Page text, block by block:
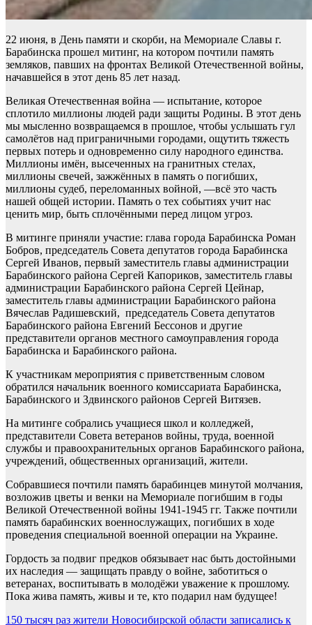
22 июня, в День памяти и скорби, на Мемориале Славы г.
Барабинска прошел митинг, на котором почтили память
земляков, павших на фронтах Великой Отечественной войны,
начавшейся в этот день 85 лет назад.
Великая Отечественная война — испытание, которое
сплотило миллионы людей ради защиты Родины. В этот день
мы мысленно возвращаемся в прошлое, чтобы услышать гул
самолётов над приграничными городами, ощутить тяжесть
первых потерь и одновременно силу народного единства.
Миллионы имён, высеченных на гранитных стелах,
миллионы свечей, зажжённых в память о погибших,
миллионы судеб, переломанных войной, —всё это часть
нашей общей истории. Память о тех событиях учит нас
ценить мир, быть сплочёнными перед лицом угроз.
В митинге приняли участие: глава города Барабинска Роман
Бобров, председатель Совета депутатов города Барабинска
Сергей Иванов, первый заместитель главы администрации
Барабинского района Сергей Капориков, заместитель главы
администрации Барабинского района Сергей Цейнар,
заместитель главы администрации Барабинского района
Вячеслав Радишевский, председатель Совета депутатов
Барабинского района Евгений Бессонов и другие
представители органов местного самоуправления города
Барабинска и Барабинского района.
К участникам мероприятия с приветственным словом
обратился начальник военного комиссариата Барабинска,
Барабинского и Здвинского районов Сергей Витязев.
На митинге собрались учащиеся школ и колледжей,
представители Совета ветеранов войны, труда, военной
службы и правоохранительных органов Барабинского района,
учреждений, общественных организаций, жители.
Собравшиеся почтили память барабинцев минутой молчания,
возложив цветы и венки на Мемориале погибшим в годы
Великой Отечественной войны 1941-1945 гг. Также почтили
память барабинских военнослужащих, погибших в ходе
проведения специальной военной операции на Украине.
Гордость за подвиг предков обязывает нас быть достойными
их наследия — защищать правду о войне, заботиться о
ветеранах, воспитывать в молодёжи уважение к прошлому.
Пока жива память, живы и те, кто подарил нам будущее!
150 тысяч раз жители Новосибирской области записались к